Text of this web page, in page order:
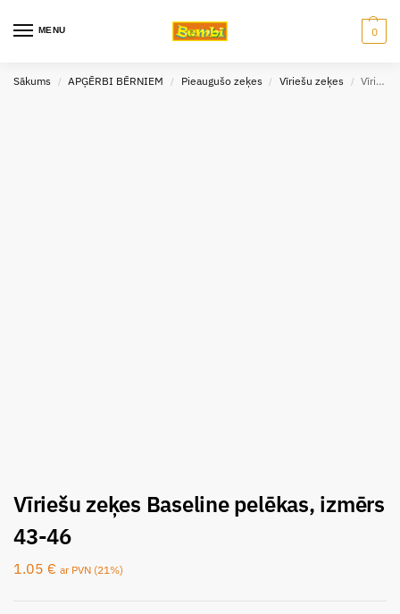
MENU 0
Sākums / APĢĒRBI BĒRNIEM / Pieaugušo zeķes / Vīriešu zeķes / Vīriešu zeķes Baseline pelēkas, izmērs 43-46
Vīriešu zeķes Baseline pelēkas, izmērs
43-46
1.05 € ar PVN (21%)